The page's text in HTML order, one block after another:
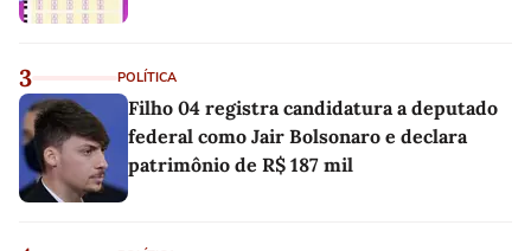
3 POLÍTICA
Filho 04 registra candidatura a deputado
federal como Jair Bolsonaro e declara
patrimônio de R$ 187 mil